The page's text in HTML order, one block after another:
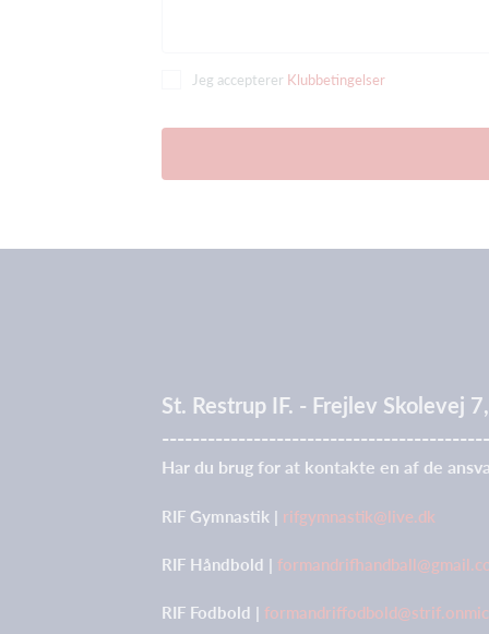
Jeg accepterer Klubbetingelser
St. Restrup IF. - Frejlev Skolevej
Har du brug for at kontakte en af de
RIF Gymnastik | rifgymnastik@live.dk
RIF Håndbold |
RIF Fodbold |